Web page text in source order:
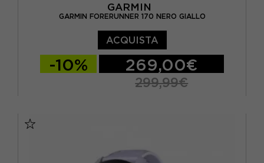
GARMIN
GARMIN FORERUNNER 170 NERO GIALLO
ACQUISTA
-10% 269,00€
299,99€